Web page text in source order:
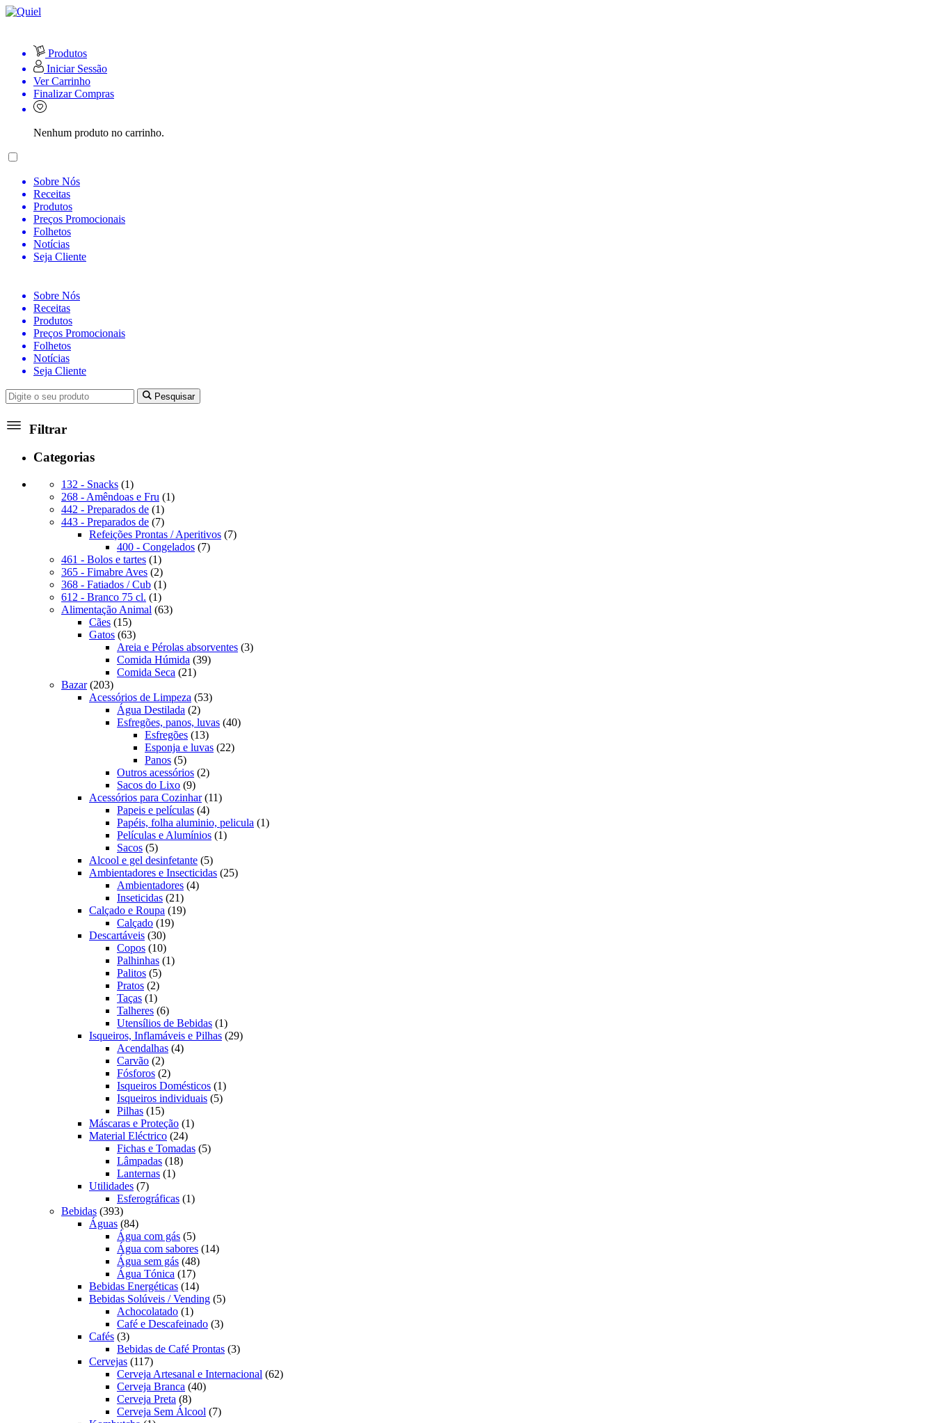
Produtos
Iniciar Sessão
Ver Carrinho
Finalizar Compras
Nenhum produto no carrinho.
Sobre Nós
Receitas
Produtos
Preços Promocionais
Folhetos
Notícias
Seja Cliente
Sobre Nós
Receitas
Produtos
Preços Promocionais
Folhetos
Notícias
Seja Cliente
Pesquisar
Filtrar
Categorias
132 - Snacks 11
produto
268 - Amêndoas e Fru 11
442 - Preparados de 11
produto
443 - Preparados de 77
produtos
Refeições Prontas / Aperitivos 77
400 - Congelados 77
461 - Bolos e tartes 11
produto
365 - Fimabre Aves 22
produtos
368 - Fatiados / Cub 11
612 - Branco 75 cl. 11
produto
Alimentação Animal 6363
Cães 1515
produtos
Gatos 6363
produtos
Areia e Pérolas absorventes 33
Comida Húmida 3939
Comida Seca 2121
Bazar 203203
produtos
Acessórios de Limpeza 5353
Água Destilada 22
produtos
Esfregões, panos, luvas 4040
Esfregões 1313
produtos
Esponja e luvas 2222
Panos 55
produtos
Outros acessórios 22
Sacos do Lixo 99
produtos
Acessórios para Cozinhar 1111
Papeis e películas 44
produtos
Papéis, folha aluminio, pelicula 11
Películas e Alumínios 11
Sacos 55
produtos
Alcool e gel desinfetante 55
produtos
Ambientadores e Insecticidas 2525
Ambientadores 44
Inseticidas 2121
produtos
Calçado e Roupa 1919
Calçado 1919
Descartáveis 3030
produtos
Copos 1010
produtos
Palhinhas 11
Palitos 55
produtos
Pratos 22
produtos
Taças 11
produto
Talheres 66
produtos
Utensílios de Bebidas 11
produto
Isqueiros, Inflamáveis e Pilhas 2929
Acendalhas 44
Carvão 22
produtos
Fósforos 22
produtos
Isqueiros Domésticos 11
produto
Isqueiros individuais 55
Pilhas 1515
produtos
Máscaras e Proteção 11
Material Eléctrico 2424
produtos
Fichas e Tomadas 55
Lâmpadas 1818
Lanternas 11
Utilidades 77
produtos
Esferográficas 11
Bebidas 393393
produtos
Águas 8484
produtos
Água com gás 55
produtos
Água com sabores 1414
Água sem gás 4848
Água Tónica 1717
produtos
Bebidas Energéticas 1414
produtos
Bebidas Solúveis / Vending 55
Achocolatado 11
produto
Café e Descafeinado 33
Cafés 33
produtos
Bebidas de Café Prontas 33
Cervejas 117117
produtos
Cerveja Artesanal e Internacional 6262
Cerveja Branca 4040
Cerveja Preta 88
produtos
Cerveja Sem Álcool 77